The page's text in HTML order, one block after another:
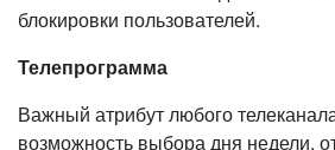
блокировки пользователей.
Телепрограмма
Важный атрибут любого
возможность выбора дня недели,